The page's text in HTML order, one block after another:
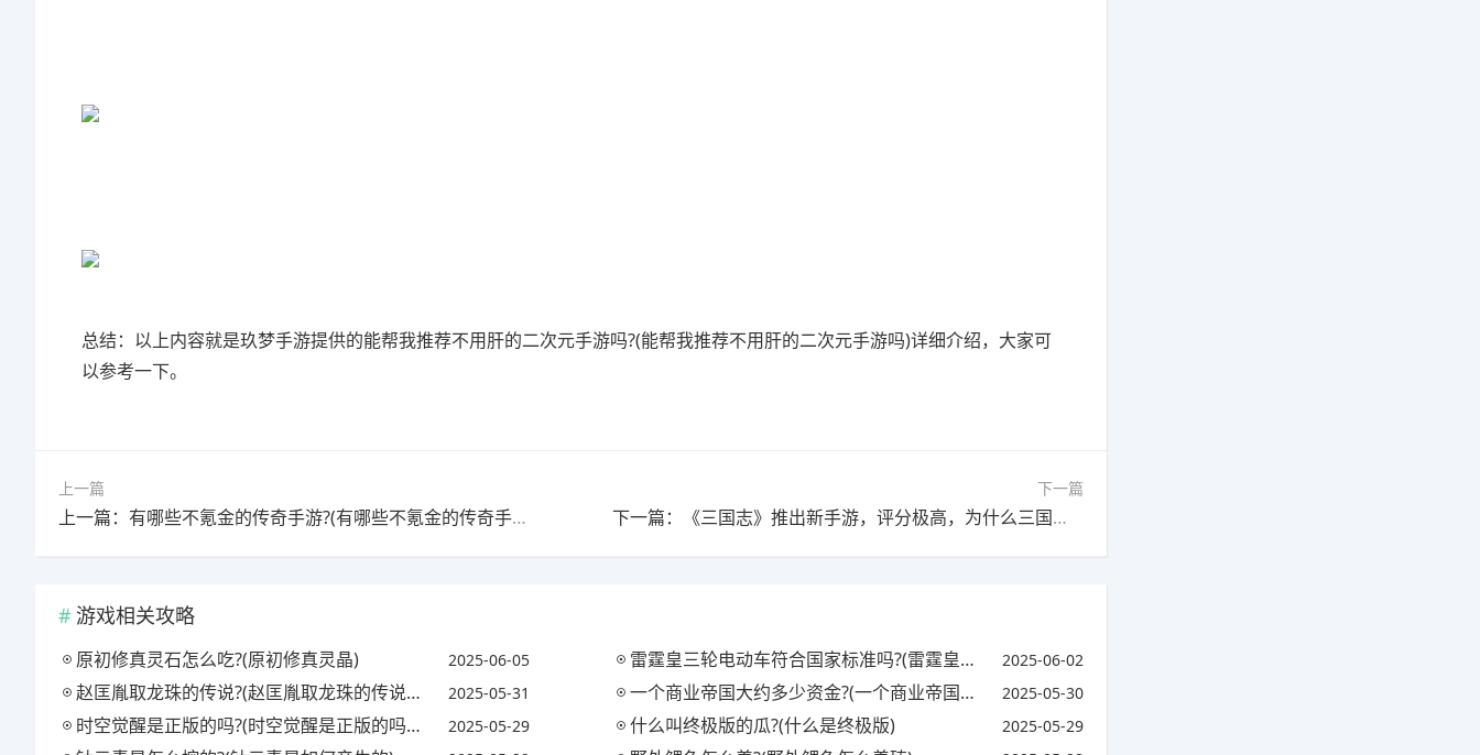
总结：以上内容就是玖梦手游提供的能帮我推荐不用肝的二次元手游吗?(能帮我推荐不用肝的二次元手游吗)详细介绍，大家可
以参考一下。
上一篇
上一篇：有哪些不氪金的传奇手游?(有哪些不氪金的传奇手游推荐)
下一篇
下一篇：《三国志》推出新手游，评分极高，为什么三国游戏一直这么火爆?
游戏相关攻略
原初修真灵石怎么吃?(原初修真灵晶) 2025-06-05 雷霆皇三轮电动车符合国家标准吗?(雷霆皇三轮电动车怎么样) 2025-06-02
赵匡胤取龙珠的传说?(赵匡胤取龙珠的传说故事) 2025-05-31 一个商业帝国大约多少资金?(一个商业帝国的崛起与逆转) 2025-05-30
时空觉醒是正版的吗?(时空觉醒是正版的吗还是盗版) 2025-05-29 什么叫终极版的瓜?(什么是终极版) 2025-05-29